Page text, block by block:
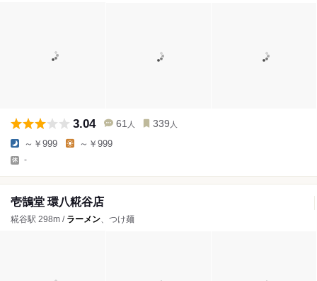
3.04 61 人 339 人
～￥999 ～￥999
-
壱鵠堂 環八糀谷店
糀谷駅 298m / ラーメン、つけ麺